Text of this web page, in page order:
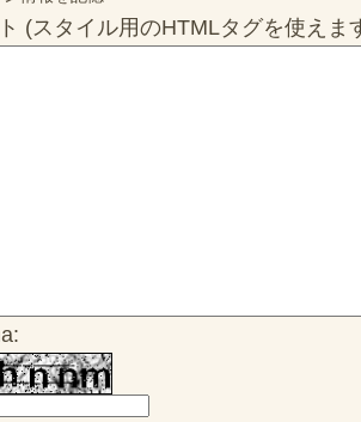
(スタイル用のHTMLタグを使えま